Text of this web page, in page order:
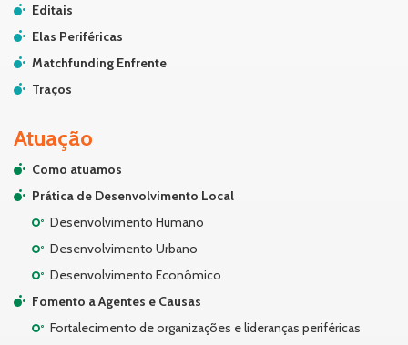
Editais
Elas Periféricas
Matchfunding Enfrente
Traços
Atuação
Como atuamos
Prática de Desenvolvimento Local
Desenvolvimento Humano
Desenvolvimento Urbano
Desenvolvimento Econômico
Fomento a Agentes e Causas
Fortalecimento de organizações e lideranças periféricas